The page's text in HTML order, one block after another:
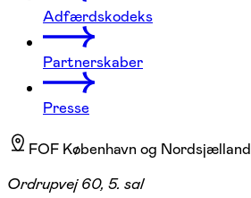
Adfærdskodeks
Partnerskaber
Presse
FOF København og Nordsjælland
Ordrupvej 60, 5. sal